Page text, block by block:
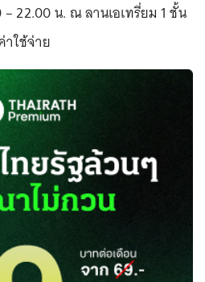
– 22.00 น. ณ ลานเอเทรี่ยม 1 ชั้น
าใช้จ่าย